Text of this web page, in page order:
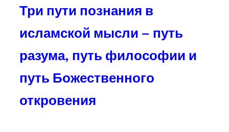
Три пути познания в
исламской мысли — путь
разума, путь философии и
путь Божественного
откровения